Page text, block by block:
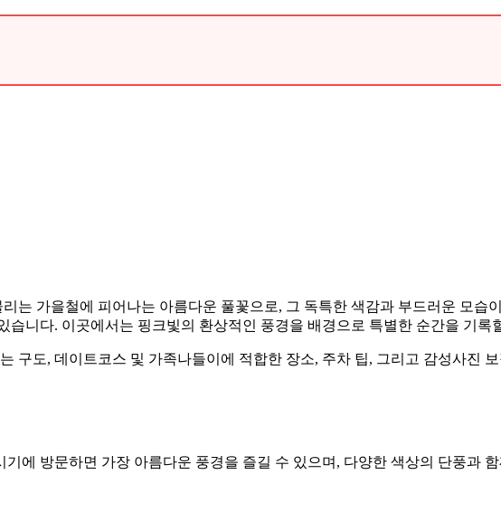
는 가을철에 피어나는 아름다운 풀꽃으로, 그 독특한 색감과 부드러운 모습
니다. 이곳에서는 핑크빛의 환상적인 풍경을 배경으로 특별한 순간을 기록
구도, 데이트코스 및 가족나들이에 적합한 장소, 주차 팁, 그리고 감성사진
에 방문하면 가장 아름다운 풍경을 즐길 수 있으며, 다양한 색상의 단풍과